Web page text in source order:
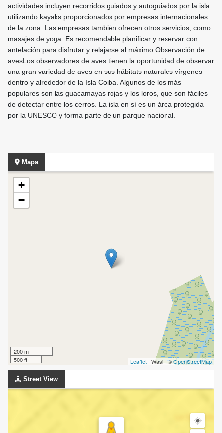
actividades incluyen recorridos guiados y autoguiados por la isla
utilizando kayaks proporcionados por empresas internacionales
de la zona. Las empresas también ofrecen otros servicios, como
masajes de yoga. Es recomendable planificar y reservar con
antelación para disfrutar y relajarse al máximo.Observación de
avesLos observadores de aves tienen la oportunidad de observar
una gran variedad de aves en sus hábitats naturales vírgenes
dentro y alrededor de la Isla Coiba. Algunos de los más
populares son las guacamayas rojas y los loros, que son fáciles
de detectar entre los cerros. La isla en sí es un área protegida
por la UNESCO y forma parte de un parque nacional.
Mapa
+
−
200 m
500 ft
Leaflet | Wasi - ©OpenStreetMap
Street View